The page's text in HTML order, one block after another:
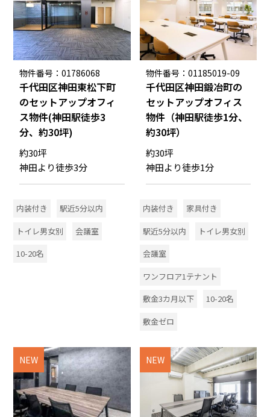
物件番号：01786068
千代田区神田東松下町
のセットアップオフィ
ス物件(神田駅徒歩3
分、約30坪)
約30坪
神田より徒歩3分
内装付き
駅近5分以内
トイレ男女別
会議室
10-20名
物件番号：01185019-09
千代田区神田鍛冶町の
セットアップオフィス
物件（神田駅徒歩1分、
約30坪）
約30坪
神田より徒歩1分
内装付き
家具付き
駅近5分以内
トイレ男女別
会議室
ワンフロア1テナント
敷金3カ月以下
10-20名
敷金ゼロ
NEW NEW